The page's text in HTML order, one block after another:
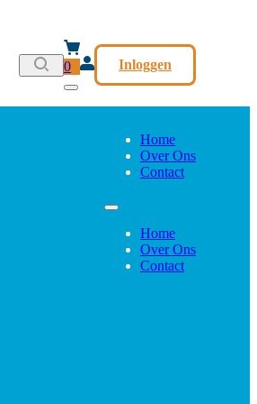
0 Inloggen
Home
Over Ons
Contact
Home
Over Ons
Contact